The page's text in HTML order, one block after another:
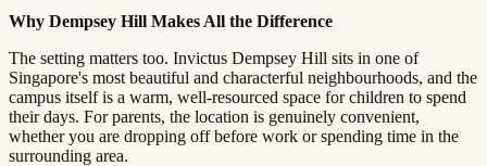
Why Dempsey Hill Makes All the Difference​​​​‌ ‍ ​‍​‍‌‍ ‌ ​‍‌‍‍‌‌‍‌ ‌‍‍‌‌‍ ‍​‍​‍​ ‍‍​‍​‍‌ ​ ‌‍​‌‌‍ ‍‌‍‍‌‌ ‌​‌ ‍‌​‍ ‍‌‍‍‌‌‍ ​‍​‍​‍ ​​‍​‍‌‍‍​‌ ​‍‌‍‌‌‌‍‌‍​‍​‍​ ‍‍​‍​‍​‍ ‌ ​ ‌ ‌​‌ ‌‌‌‍‌​‌‍‍‌‌‍ ​‍ ‌‍‍‌‌‍ ‍‌ ‌​‌‍‌‌‌‍ ‍‌ ‌​​‍ ‌‍‌‌‌‍‌​‌‍‍‌‌ ‌​​‍ ‌‍ ‌‌‍ ‌‍‌​‌‍‌‌​ ‌‌ ​​‌ ​‍‌‍‌‌‌ ​ ‌‍‌‌‌‍ ‍‌ ‌​‌‍​‌‌ ‌​‌‍‍‌‌‍ ‌‍ ‍​ ‍ ‌‍‍‌‌‍‌​​ ‌​ ‌‌‌‍‌‌​ ​ ​ ​‍​ ‌ ​ ​​​ ‍​‌‍‌‌​‍ ‌​ ‍‌‌‍​‌​ ‌ ​ ​​​‍ ‌​ ‌​‌‍‌‍‌‍‌​​ ‍‌​‍ ‌‌‍​‍‌‍​‍​ ‍​​ ​‌​‍ ‌​ ​​​ ‌​​ ‍‌​ ‌​​ ‌ ​ ​‌‌‍​ ​ ​​​ ‌​​ ‍​‌‍​ ​ ‌‌​ ‍ ‌ ‌​‌ ‍‌‌ ​​‌‍‌‌​ ‌‌‍ ‍‌‍‌‌‌ ‌ ‌ ​ ​ ‍ ‌ ​​‌‍​‌‌ ‌​‌‍‍​​ ‌‌‍​ ‌‍ ‌‍ ‍‌ ‌​‌‍‌‌‌‍ ‍‌ ‌​​‍‌‌​ ‌‌‌​​‍‌‌ ‌‍‍ ‌‍‌‌‌ ‍‌​‍‌‌​ ​ ‌​‌​​‍‌‌​ ​ ‌​‌​​‍‌‌​ ​‍​ ​‍​ ‍‌​ ‌​​ ​‍‌‍​ ​ ​ ‌‍‌​​ ‍‌​ ‍​​ ​‌‌‍‌‍‌‍​‌​ ‍​​‍‌‌​ ​‍​ ​‍​‍‌‌​ ‌‌‌​‌​​‍ ‍‌‍​ ‌‍‍​‌‍‍‌‌‍ ​‌‍‌​‌ ​‍‌‍‌‌‌‍ ‍​‍‌‌​ ‌‌‌​​‍‌‌ ‌‍‍ ‌‍‌‌‌ ‍‌​‍‌‌​ ​ ‌​‌​​‍‌‌​ ​ ‌​‌​​‍‌‌​ ​‍​ ​‍​ ‍‌‌‍‌​​ ​ ‌‍‌​​ ‌‌‌‍‌​‌‍‌​‌‍​‍​ ‌​​ ‌‍‌‍​‌​ ‌​​‍‌‌​ ​‍​ ​‍​‍‌‌​ ‌‌‌​‌​​‍ ‍‌ ‌​‌‍‌‌‌ ‍​‌ ‌​​ ‌‍​‍‌‍​‌‌ ​ ‌‍‌‌‌‌‌‌‌ ​‍‌‍ ​​ ‌​‍‌‌​ ​‍‌​‌‍‌ ​ ‌ ‌​‌ ‌‌‌‍‌​‌‍‍‌‌‍ ​‍‌‍‌‍‍‌‌‍‌​​ ‌​ ‌‌‌‍‌‌​ ​ ​ ​‍​ ‌ ​ ​​​ ‍​‌‍‌‌​‍ ‌​ ‍‌‌‍​‌​ ‌ ​ ​​​‍ ‌​ ‌​‌‍‌‍‌‍‌​​ ‍‌​‍ ‌‌‍​‍‌‍​‍​ ‍​​ ​‌​‍ ‌​ ​​​ ‌​​ ‍‌​ ‌​​ ‌ ​ ​‌‌‍​ ​ ​​​ ‌​​ ‍​‌‍​ ​ ‌‌​‍‌‍‌ ‌​‌ ‍‌‌ ​​‌‍‌‌​ ‌‌‍ ‍‌‍‌‌‌ ‌ ‌ ​ ​‍‌‍‌ ​​‌‍​‌‌ ‌​‌‍‍​​ ‌‌‍​ ‌‍ ‌‍ ‍‌ ‌​‌‍‌‌‌‍ ‍‌ ‌​​‍‌‌​ ‌‌‌​​‍‌‌ ‌‍‍ ‌‍‌‌‌ ‍‌​‍‌‌​ ​ ‌​‌​​‍‌‌​ ​ ‌​‌​​‍‌‌​ ​‍​ ​‍​ ‍‌​ ‌​​ ​‍‌‍​ ​ ​ ‌‍‌​​ ‍‌​ ‍​​ ​‌‌‍‌‍‌‍​‌​ ‍​​‍‌‌​ ​‍​ ​‍​‍‌‌​ ‌‌‌​‌​​‍ ‍‌‍​ ‌‍‍​‌‍‍‌‌‍ ​‌‍‌​‌ ​‍‌‍‌‌‌‍ ‍​‍‌‌​ ‌‌‌​​‍‌‌ ‌‍‍ ‌‍‌‌‌ ‍‌​‍‌‌​ ​ ‌​‌​​‍‌‌​ ​ ‌​‌​​‍‌‌​ ​‍​ ​‍​ ‍‌‌‍‌​​ ​ ‌‍‌​​ ‌‌‌‍‌​‌‍‌​‌‍​‍​ ‌​​ ‌‍‌‍​‌​ ‌​​‍‌‌​ ​‍​ ​‍​‍‌‌​ ‌‌‌​‌​​‍ ‍‌ ‌​‌‍‌‌‌ ‍​‌ ‌​​‍‌‍‌ ​​‌‍‌‌‌ ​‍‌ ​ ‌ ​​‌‍‌‌‌‍​ ‌ ‌​‌‍‍‌‌ ‌‍‌‍‌‌​ ‌‌ ​​‌ ‌‌‌‍​‍‌‍ ​‌‍‍‌‌ ​ ‌‍‍​‌‍‌‌‌‍‌​​‍​‍‌ ‌
The setting matters too. Invictus Dempsey Hill sits in one of
Singapore's most beautiful and characterful neighbourhoods, and the
campus itself is a warm, well-resourced space for children to spend
their days. For parents, the location is genuinely convenient,
whether you are dropping off before work or spending time in the
surrounding area.​​​​‌ ‍ ​‍​‍‌‍ ‌ ​‍‌‍‍‌‌‍‌ ‌‍‍‌‌‍ ‍​‍​‍​ ‍‍​‍​‍‌ ​ ‌‍​‌‌‍ ‍‌‍‍‌‌ ‌​‌ ‍‌​‍ ‍‌‍‍‌‌‍ ​‍​‍​‍ ​​‍​‍‌‍‍​‌ ​‍‌‍‌‌‌‍‌‍​‍​‍​ ‍‍​‍​‍​‍ ‌ ​ ‌ ‌​‌ ‌‌‌‍‌​‌‍‍‌‌‍ ​‍ ‌‍‍‌‌‍ ‍‌ ‌​‌‍‌‌‌‍ ‍‌ ‌​​‍ ‌‍‌‌‌‍‌​‌‍‍‌‌ ‌​​‍ ‌‍ ‌‌‍ ‌‍‌​‌‍‌‌​ ‌‌ ​​‌ ​‍‌‍‌‌‌ ​ ‌‍‌‌‌‍ ‍‌ ‌​‌‍​‌‌ ‌​‌‍‍‌‌‍ ‌‍ ‍​ ‍ ‌‍‍‌‌‍‌​​ ‌​ ‌‌‌‍‌‌​ ​ ​ ​‍​ ‌ ​ ​​​ ‍​‌‍‌‌​‍ ‌​ ‍‌‌‍​‌​ ‌ ​ ​​​‍ ‌​ ‌​‌‍‌‍‌‍‌​​ ‍‌​‍ ‌‌‍​‍‌‍​‍​ ‍​​ ​‌​‍ ‌​ ​​​ ‌​​ ‍‌​ ‌​​ ‌ ​ ​‌‌‍​ ​ ​​​ ‌​​ ‍​‌‍​ ​ ‌‌​ ‍ ‌ ‌​‌ ‍‌‌ ​​‌‍‌‌​ ‌‌‍ ‍‌‍‌‌‌ ‌ ‌ ​ ​ ‍ ‌ ​​‌‍​‌‌ ‌​‌‍‍​​ ‌‌‍​ ‌‍ ‌‍ ‍‌ ‌​‌‍‌‌‌‍ ‍‌ ‌​​‍‌‌​ ‌‌‌​​‍‌‌ ‌‍‍ ‌‍‌‌‌ ‍‌​‍‌‌​ ​ ‌​‌​​‍‌‌​ ​ ‌​‌​​‍‌‌​ ​‍​ ​‍​ ​ ​ ‌‌​ ‍‌​ ‍​​ ‌ ​ ‌‍​ ​‌​ ​‍‌‍‌‍​ ‍‌​ ‌ ​ ‌‌​‍‌‌​ ​‍​ ​‍​‍‌‌​ ‌‌‌​‌​​‍ ‍‌‍​ ‌‍‍​‌‍‍‌‌‍ ​‌‍‌​‌ ​‍‌‍‌‌‌‍ ‍​‍‌‌​ ‌‌‌​​‍‌‌ ‌‍‍ ‌‍‌‌‌ ‍‌​‍‌‌​ ​ ‌​‌​​‍‌‌​ ​ ‌​‌​​‍‌‌​ ​‍​ ​‍​ ​‍​ ‍​​ ‌​​ ‌‍​ ​‍​ ‌​‌‍‌​‌‍​‍‌‍​‌​ ​‌‌‍‌​​ ‌​​‍‌‌​ ​‍​ ​‍​‍‌‌​ ‌‌‌​‌​​‍ ‍‌ ‌​‌‍‌‌‌ ‍​‌ ‌​​ ‌‍​‍‌‍​‌‌ ​ ‌‍‌‌‌‌‌‌‌ ​‍‌‍ ​​ ‌​‍‌‌​ ​‍‌​‌‍‌ ​ ‌ ‌​‌ ‌‌‌‍‌​‌‍‍‌‌‍ ​‍‌‍‌‍‍‌‌‍‌​​ ‌​ ‌‌‌‍‌‌​ ​ ​ ​‍​ ‌ ​ ​​​ ‍​‌‍‌‌​‍ ‌​ ‍‌‌‍​‌​ ‌ ​ ​​​‍ ‌​ ‌​‌‍‌‍‌‍‌​​ ‍‌​‍ ‌‌‍​‍‌‍​‍​ ‍​​ ​‌​‍ ‌​ ​​​ ‌​​ ‍‌​ ‌​​ ‌ ​ ​‌‌‍​ ​ ​​​ ‌​​ ‍​‌‍​ ​ ‌‌​‍‌‍‌ ‌​‌ ‍‌‌ ​​‌‍‌‌​ ‌‌‍ ‍‌‍‌‌‌ ‌ ‌ ​ ​‍‌‍‌ ​​‌‍​‌‌ ‌​‌‍‍​​ ‌‌‍​ ‌‍ ‌‍ ‍‌ ‌​‌‍‌‌‌‍ ‍‌ ‌​​‍‌‌​ ‌‌‌​​‍‌‌ ‌‍‍ ‌‍‌‌‌ ‍‌​‍‌‌​ ​ ‌​‌​​‍‌‌​ ​ ‌​‌​​‍‌‌​ ​‍​ ​‍​ ​ ​ ‌‌​ ‍‌​ ‍​​ ‌ ​ ‌‍​ ​‌​ ​‍‌‍‌‍​ ‍‌​ ‌ ​ ‌‌​‍‌‌​ ​‍​ ​‍​‍‌‌​ ‌‌‌​‌​​‍ ‍‌‍​ ‌‍‍​‌‍‍‌‌‍ ​‌‍‌​‌ ​‍‌‍‌‌‌‍ ‍​‍‌‌​ ‌‌‌​​‍‌‌ ‌‍‍ ‌‍‌‌‌ ‍‌​‍‌‌​ ​ ‌​‌​​‍‌‌​ ​ ‌​‌​​‍‌‌​ ​‍​ ​‍​ ​‍​ ‍​​ ‌​​ ‌‍​ ​‍​ ‌​‌‍‌​‌‍​‍‌‍​‌​ ​‌‌‍‌​​ ‌​​‍‌‌​ ​‍​ ​‍​‍‌‌​ ‌‌‌​‌​​‍ ‍‌ ‌​‌‍‌‌‌ ‍​‌ ‌​​‍‌‍‌ ​​‌‍‌‌‌ ​‍‌ ​ ‌ ​​‌‍‌‌‌‍​ ‌ ‌​‌‍‍‌‌ ‌‍‌‍‌‌​ ‌‌ ​​‌ ‌‌‌‍​‍‌‍ ​‌‍‍‌‌ ​ ‌‍‍​‌‍‌‌‌‍‌​​‍​‍‌ ‌